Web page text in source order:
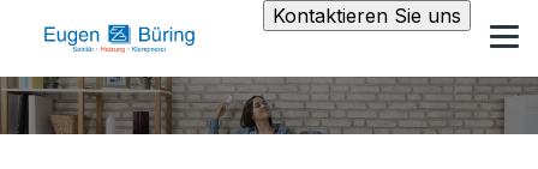
Kontaktieren Sie uns